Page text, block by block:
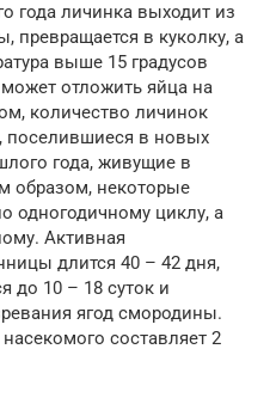
года личинка выходит из
превращается в куколку, а
выше 15 градусов
может отложить яйца на
количество личинок
поселившиеся в новых
года, живущие в
образом, некоторые
одногодичному циклу, а
Активная
длится 40 – 42 дня,
до 10 – 18 суток и
ягод смородины.
составляет 2